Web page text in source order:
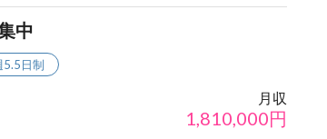
中
5.5日制
月収
1,810,000円